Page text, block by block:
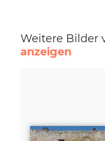
Weitere Bilder
anzeigen